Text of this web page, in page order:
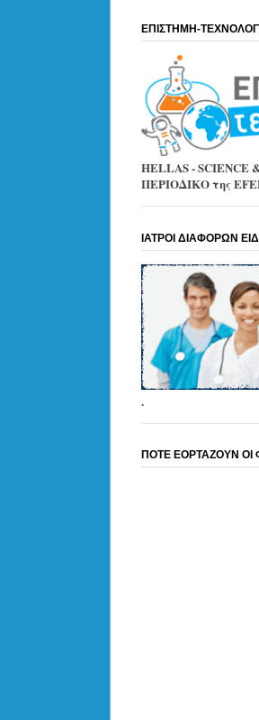
ΕΠΙΣΤΗΜΗ-
HELLAS - SCIENCE
ΠΕΡΙΟΔΙΚΟ της
ΙΑΤΡΟΙ ΔΙΑΦΟΡΩΝ
.
ΠΟΤΕ ΕΟΡΤΑΖΟΥΝ ΟΙ